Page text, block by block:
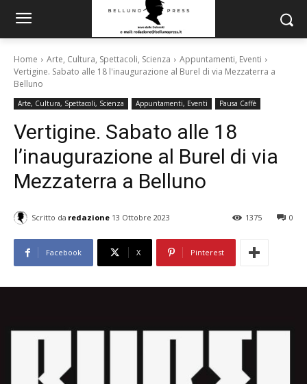
Home Arte, Cultura, Spettacoli, Scienza
Appuntamenti, Eventi
Vertigine. Sabato alle 18 l'inaugurazione al Burel di via Mezzaterra a
Belluno
Arte, Cultura, Spettacoli, Scienza Appuntamenti, Eventi Pausa Caffè
Vertigine. Sabato alle 18
l’inaugurazione al Burel di via
Mezzaterra a Belluno
Scritto da redazione 13 Ottobre 2023 0
1375
Facebook X Pinterest